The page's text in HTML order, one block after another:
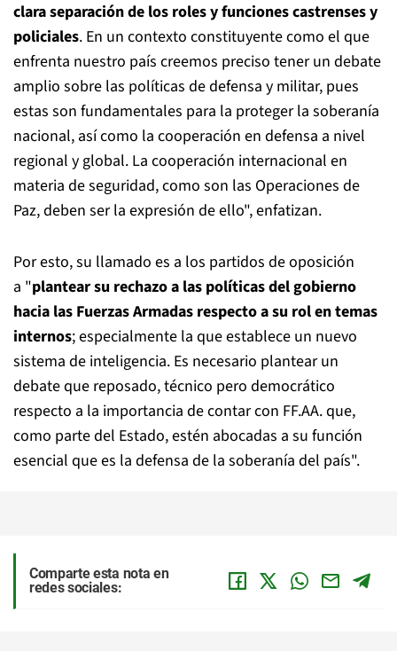
clara separación de los roles y funciones castrenses y
policiales. En un contexto constituyente como el que
enfrenta nuestro país creemos preciso tener un debate
amplio sobre las políticas de defensa y militar, pues
estas son fundamentales para la proteger la soberanía
nacional, así como la cooperación en defensa a nivel
regional y global. La cooperación internacional en
materia de seguridad, como son las Operaciones de
Paz, deben ser la expresión de ello", enfatizan.
Por esto, su llamado es a los partidos de oposición
a "plantear su rechazo a las políticas del gobierno
hacia las Fuerzas Armadas respecto a su rol en temas
internos; especialmente la que establece un nuevo
sistema de inteligencia. Es necesario plantear un
debate que reposado, técnico pero democrático
respecto a la importancia de contar con FF.AA. que,
como parte del Estado, estén abocadas a su función
esencial que es la defensa de la soberanía del país".
Comparte esta nota en
redes sociales: